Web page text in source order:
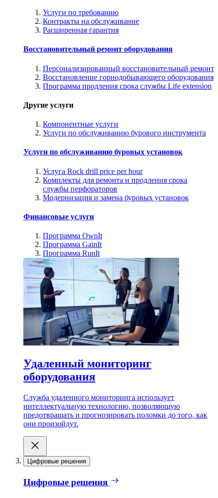
Услуги по требованию
Контракты на обслуживание
Расширенная гарантия
Восстановительный ремонт оборудования
Персонализированный восстановительный ремонт
Восстановление горнодобывающего оборудования
Программа продления срока службы Life extension
Другие услуги
Компонентные услуги
Услуги по обслуживанию бурового инструмента
Услуги по обслуживанию буровых установок
Услуга Rock drill price per hour
Комплекты для ремонта и продления срока
службы перфораторов
Модернизация и замена буровых установок
Финансовые услуги
Программа OwnIt
Программа GainIt
Программа RunIt
Удаленный мониторинг
оборудования
Служба удаленного мониторинга использует
интеллектуальную технологию, позволяющую
предотвращать и прогнозировать поломки до того, как
они произойдут.
Цифровые решения
Цифровые решения